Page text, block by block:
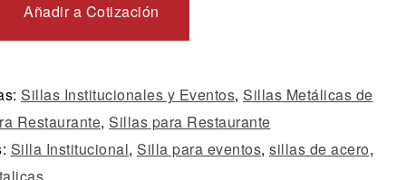
Añadir a Cotización
Sillas Institucionales y Eventos, Sillas Metálicas de
Restaurante, Sillas para Restaurante
Silla Institucional, Silla para eventos, sillas de acero,